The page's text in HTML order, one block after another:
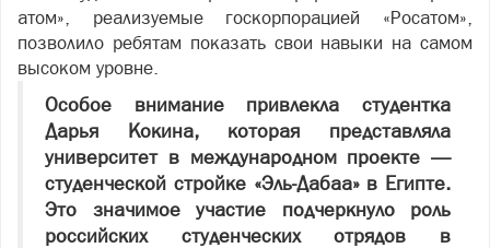
атом», реализуемые госкорпорацией «Росатом»,
позволило ребятам показать свои навыки на самом
высоком уровне.
Особое внимание привлекла студентка
Дарья Кокина, которая представляла
университет в международном проекте —
студенческой стройке «Эль-Дабаа» в Египте.
Это значимое участие подчеркнуло роль
российских студенческих отрядов в